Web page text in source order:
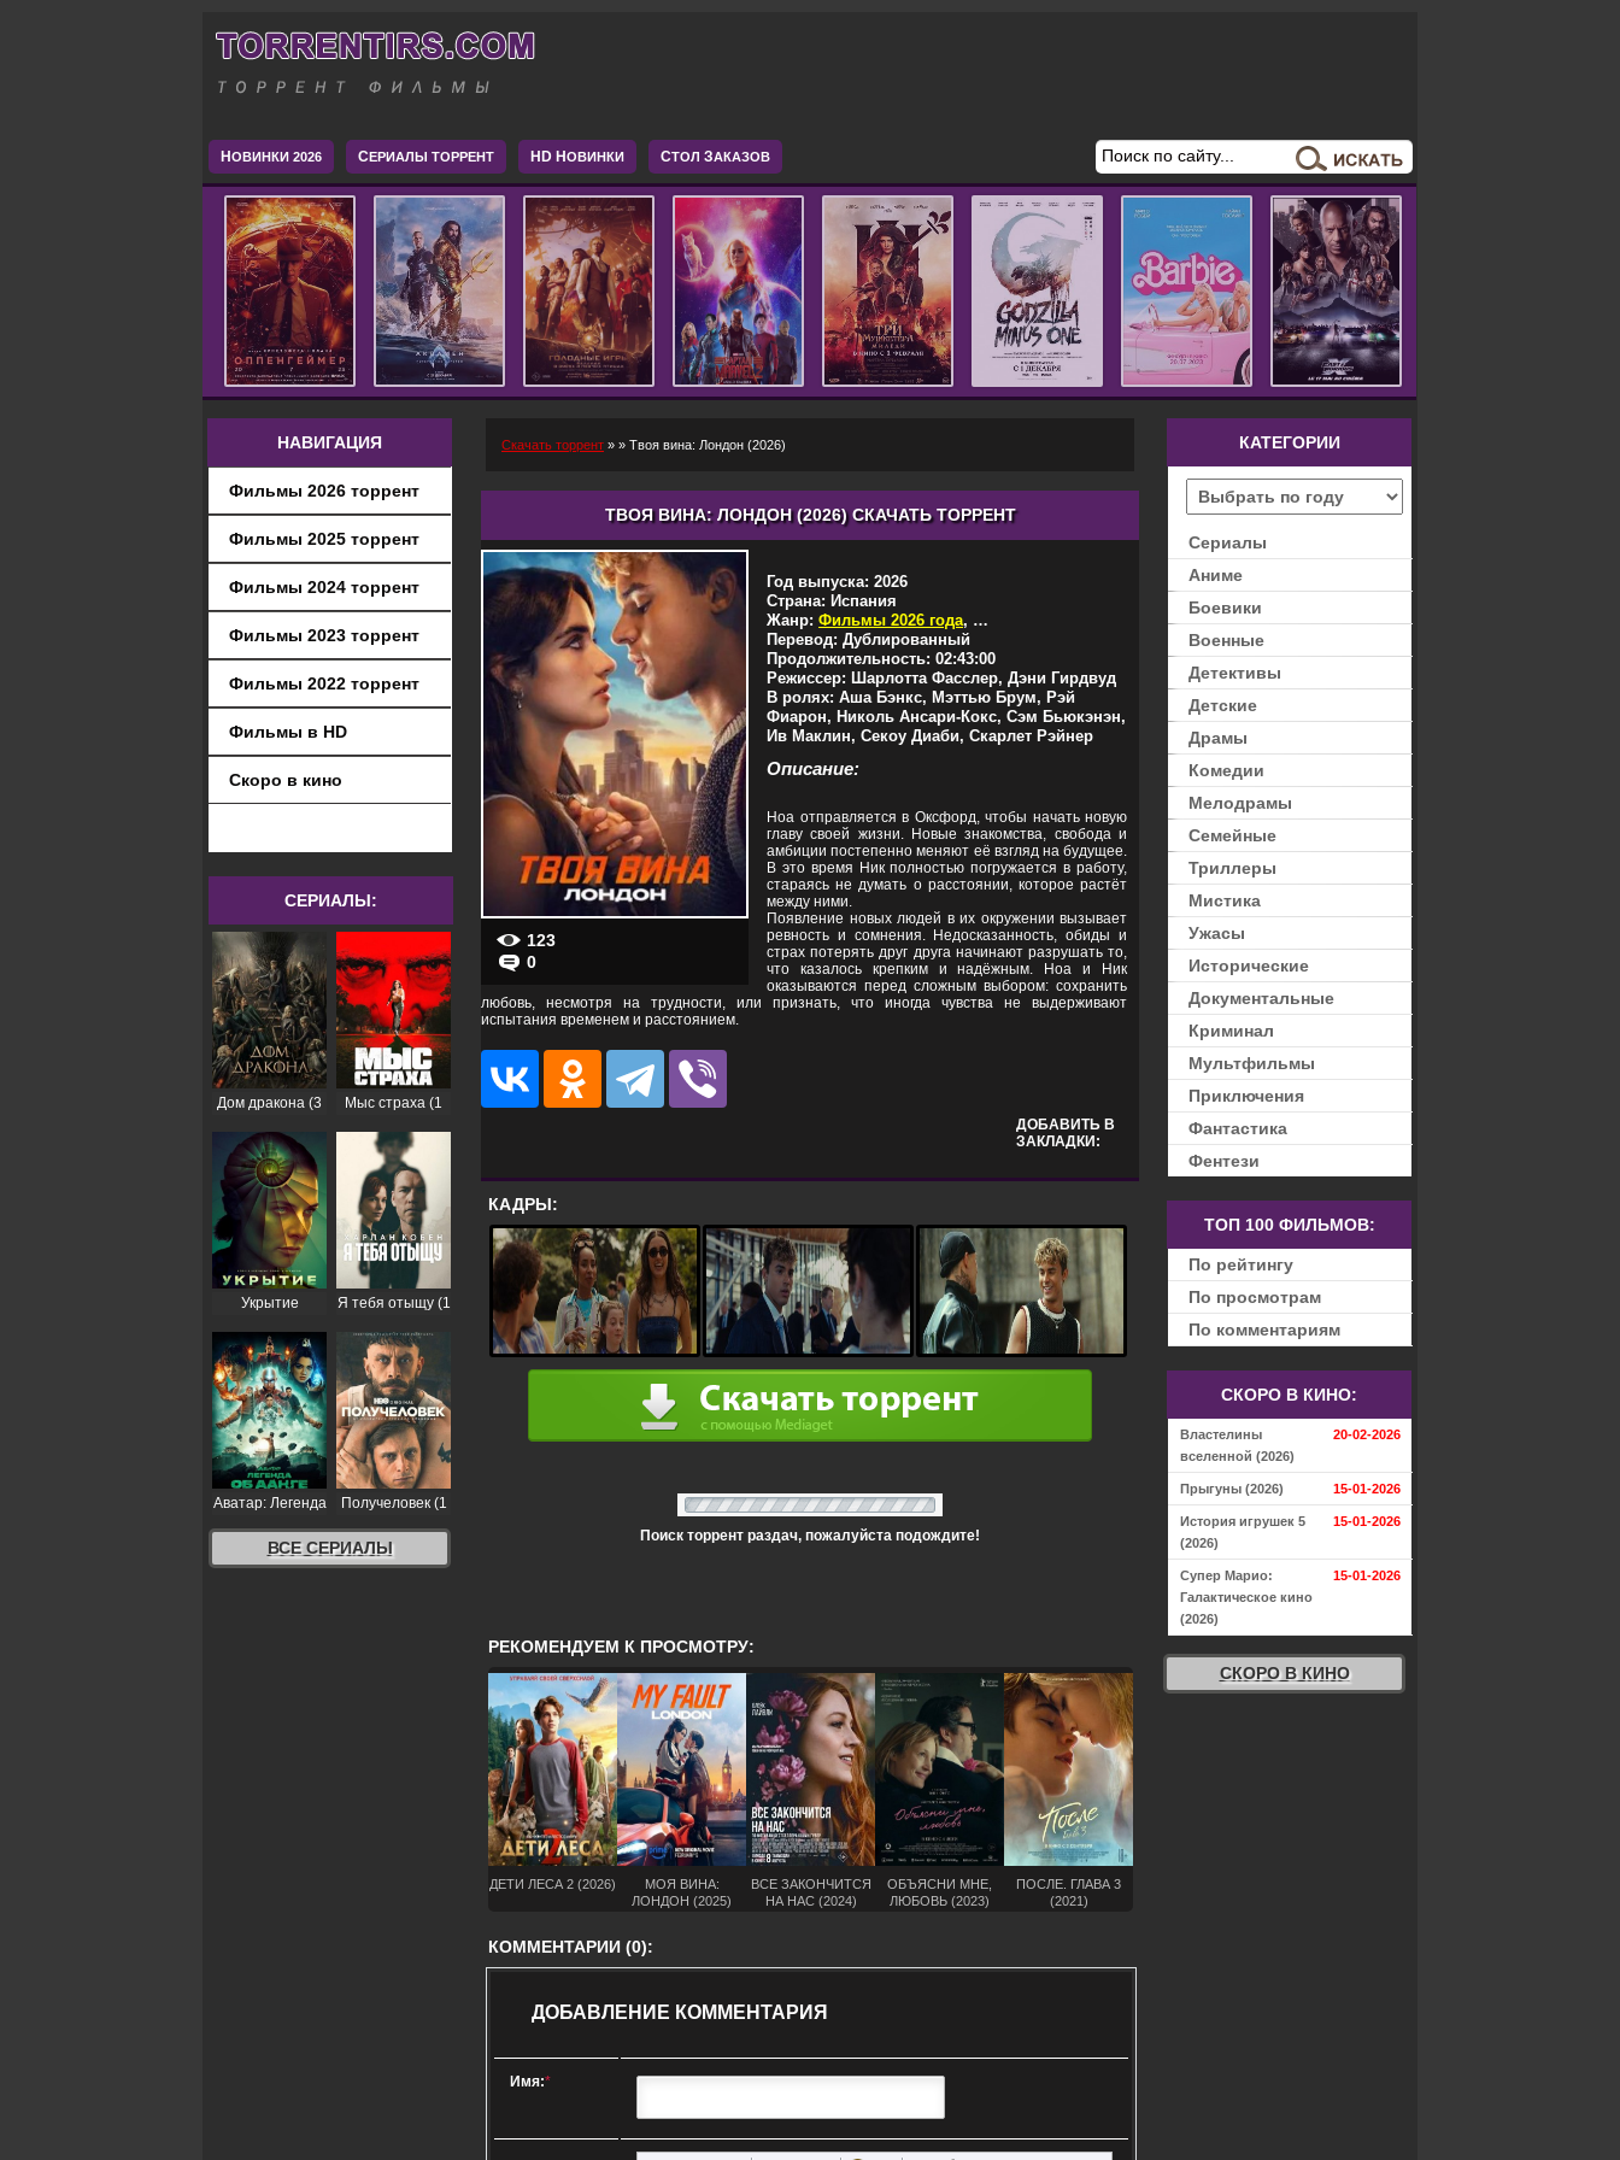
НОВИНКИ 2026 СЕРИАЛЫ ТОРРЕНТ HD НОВИНКИ СТОЛ ЗАКАЗОВ
НАВИГАЦИЯ
Фильмы 2026 торрент
Фильмы 2025 торрент
Фильмы 2024 торрент
Фильмы 2023 торрент
Фильмы 2022 торрент
Фильмы в HD
Скоро в кино
СЕРИАЛЫ:
Дом дракона (3
Мыс страха (1
Укрытие
сезон)
Я тебя отыщу (1
Аватар: Легенда
об Аанге (2
сезон)
Получеловек (1
сезон)
ВСЕ СЕРИАЛЫ
Скачать торрент » » Твоя вина: Лондон (2026)
ТВОЯ ВИНА: ЛОНДОН (2026) СКАЧАТЬ ТОРРЕНТ
123
0
Год выпуска: 2026
Страна: Испания
Жанр: Фильмы 2026 года, Драмы
Перевод: Дублированный
Продолжительность: 02:43:00
Режиссер: Шарлотта Фасслер, Дэни Гирдвуд
В ролях: Аша Бэнкс, Мэттью Брум, Рэй
Фиарон, Николь Ансари-Кокс, Сэм Бьюкэнэн,
Ив Маклин, Секоу Диаби, Скарлет Рэйнер
Описание:
Ноа отправляется в Оксфорд, чтобы начать новую
главу своей жизни. Новые знакомства, свобода и
амбиции постепенно меняют её взгляд на будущее.
В это время Ник полностью погружается в работу,
стараясь не думать о расстоянии, которое растёт
между ними.
Появление новых людей в их окружении вызывает
ревность и сомнения. Недосказанность, обиды и
страх потерять друг друга начинают разрушать то,
что казалось крепким и надёжным. Ноа и Ник
оказываются перед сложным выбором: сохранить
любовь, несмотря на трудности, или признать, что иногда чувства не выдерживают
испытания временем и расстоянием.
ДОБАВИТЬ В
ЗАКЛАДКИ:
КАДРЫ:
Поиск торрент раздач, пожалуйста подождите!
РЕКОМЕНДУЕМ К ПРОСМОТРУ:
ДЕТИ ЛЕСА 2 (2026)
МОЯ ВИНА:
ЛОНДОН (2025)
ВСЕ ЗАКОНЧИТСЯ
НА НАС (2024)
ОБЪЯСНИ МНЕ,
ЛЮБОВЬ (2023)
ПОСЛЕ. ГЛАВА 3
(2021)
КОММЕНТАРИИ (0):
ДОБАВЛЕНИЕ КОММЕНТАРИЯ
Имя:*
КАТЕГОРИИ
Сериалы
Аниме
Боевики
Военные
Детективы
Детские
Драмы
Комедии
Мелодрамы
Семейные
Триллеры
Мистика
Ужасы
Исторические
Документальные
Криминал
Мультфильмы
Приключения
Фантастика
Фентези
ТОП 100 ФИЛЬМОВ:
По рейтингу
По просмотрам
По комментариям
СКОРО В КИНО:
Властелины
вселенной (2026)
20-02-2026
Прыгуны (2026) 15-01-2026
История игрушек 5
(2026)
15-01-2026
Супер Марио:
Галактическое кино
(2026)
15-01-2026
СКОРО В КИНО